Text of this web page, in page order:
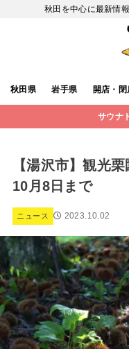
秋田を中心に最新情
秋田県 岩手県 開店・閉
サウナ
【湯沢市】観光
10月8日まで
ニュース 2023.10.02